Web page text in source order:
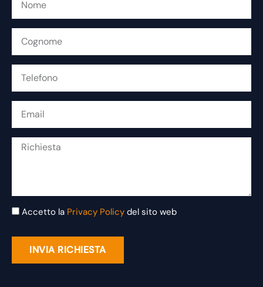
Accetto la Privacy Policy del sito web
INVIA RICHIESTA